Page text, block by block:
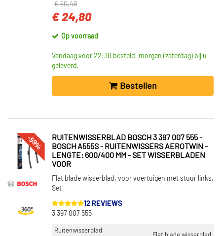
€ 60,49
€ 24,80
Op voorraad
Vandaag voor 22:30 besteld, morgen (zaterdag) bij u
geleverd.
Bestellen
-59%
RUITENWISSERBLAD BOSCH 3 397 007 555 -
BOSCH A555S - RUITENWISSERS AEROTWIN -
LENGTE: 600/400 MM - SET WISSERBLADEN
VOOR
Flat blade wisserblad, voor voertuigen met stuur links,
Set
12 REVIEWS
3 397 007 555
Ruitenwisserblad